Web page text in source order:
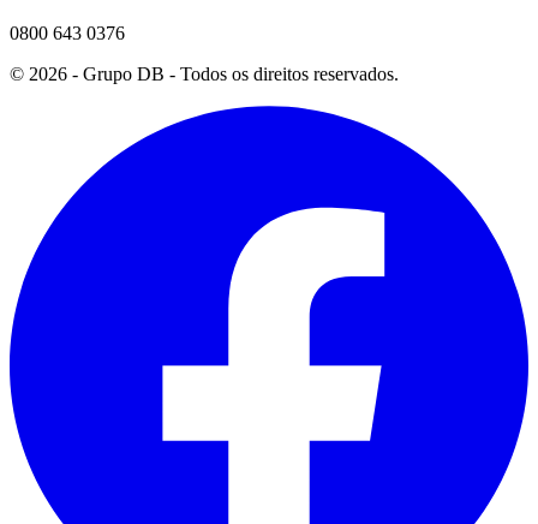
0800 643 0376
© 2026 - Grupo DB - Todos os direitos reservados.